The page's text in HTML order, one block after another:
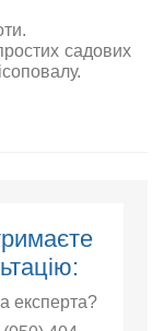
садових
експерта?